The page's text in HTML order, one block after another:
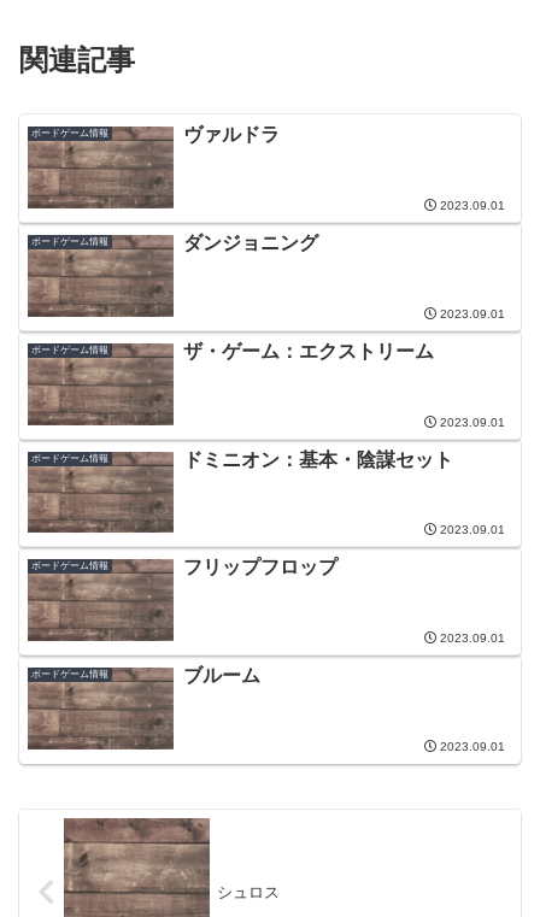
関連記事
ボードゲーム情報 ヴァルドラ
2023.09.01
ボードゲーム情報 ダンジョニング
2023.09.01
ボードゲーム情報 ザ・ゲーム：エクストリーム
2023.09.01
ボードゲーム情報 ドミニオン：基本・陰謀セット
2023.09.01
ボードゲーム情報 フリップフロップ
2023.09.01
ボードゲーム情報 ブルーム
2023.09.01
シュロス